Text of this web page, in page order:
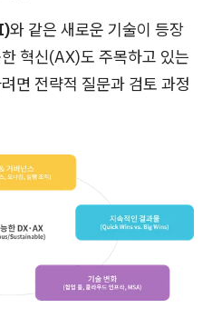
와 같은 새로운 기술이 등장
혁신(AX)도 주목하고 있는
면 전략적 질문과 검토 과정